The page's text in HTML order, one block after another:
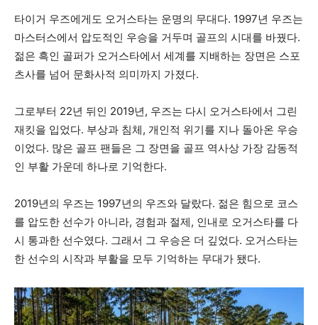
타이거 우즈에게도 오거스타는 운명의 무대다. 1997년 우즈는
마스터스에서 압도적인 우승을 거두며 골프의 시대를 바꿨다.
젊은 흑인 골퍼가 오거스타에서 세계를 지배하는 장면은 스포
츠사를 넘어 문화사적 의미까지 가졌다.
그로부터 22년 뒤인 2019년, 우즈는 다시 오거스타에서 그린
재킷을 입었다. 부상과 침체, 개인적 위기를 지나 돌아온 우승
이었다. 많은 골프 팬들은 그 장면을 골프 역사상 가장 감동적
인 부활 가운데 하나로 기억한다.
2019년의 우즈는 1997년의 우즈와 달랐다. 젊은 힘으로 코스
를 압도한 선수가 아니라, 경험과 절제, 인내로 오거스타를 다
시 통과한 선수였다. 그래서 그 우승은 더 깊었다. 오거스타는
한 선수의 시작과 부활을 모두 기억하는 무대가 됐다.